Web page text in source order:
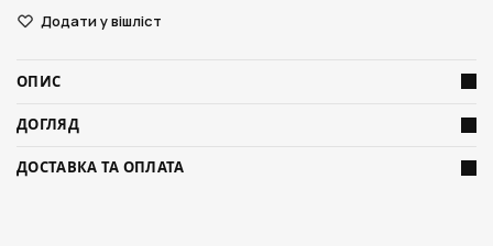
Додати у вішліст
ОПИС
ДОГЛЯД
ДОСТАВКА ТА ОПЛАТА